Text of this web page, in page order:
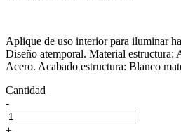
Aplique de uso interior para iluminar
Diseño atemporal. Material estructura:
Acero. Acabado estructura: Blanco
Cantidad
-